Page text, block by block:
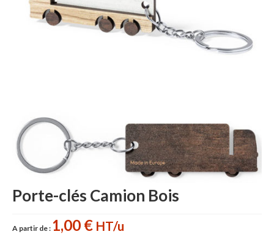
Accessoires cuisine personnalisés
Gant de cuisine personnalisé
Autour du vin
Accessoires Téléphone
Accessoires supporters
Batterie Externe Power bank
Porte-clés Camion Bois
A partir de : 1,00 € HT/u